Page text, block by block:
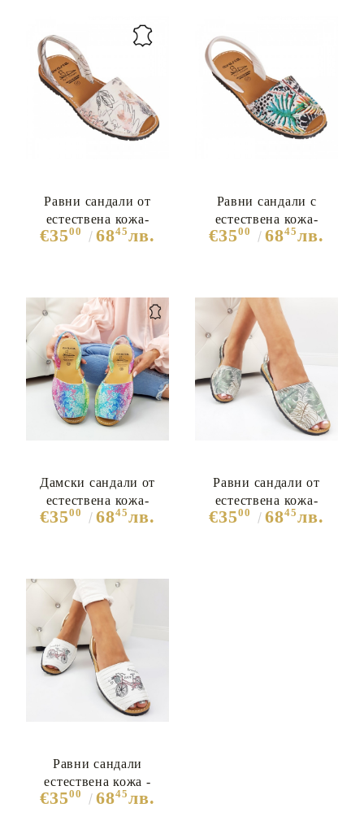
Равни сандали от
естествена кожа-
Sophia Mhite 7309
€3500 6845лв.
Равни сандали с
естествена кожа-
Monika 7308
€3500 6845лв.
Дамски сандали от
естествена кожа-
Catrina Multicolor 5364
€3500 6845лв.
Равни сандали от
естествена кожа-
Sophia Multicolor 7341
€3500 6845лв.
Равни сандали
естествена кожа -
Briana White
€3500 6845лв.